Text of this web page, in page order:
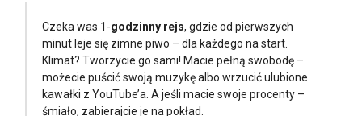
Czeka was 1-godzinny rejs, gdzie od pierwszych
minut leje się zimne piwo – dla każdego na start.
Klimat? Tworzycie go sami! Macie pełną swobodę –
możecie puścić swoją muzykę albo wrzucić ulubione
kawałki z YouTube’a. A jeśli macie swoje procenty –
śmiało, zabierajcie je na pokład.